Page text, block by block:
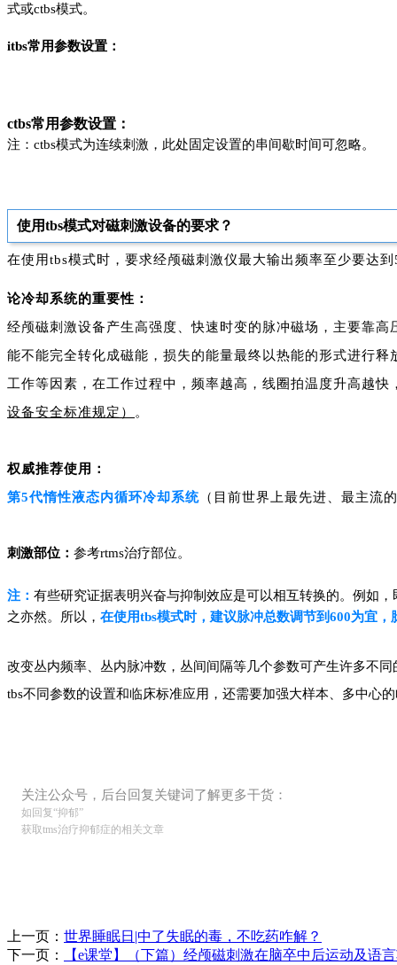
式或ctbs模式。
itbs常用参数设置：
ctbs常用参数设置：
注：ctbs模式为连续刺激，此处固定设置的串间歇时间可忽略。
使用tbs模式对磁刺激设备的要求？
在使用tbs模式时，要求经颅磁刺激仪最大输出频率至少要达
论冷却系统的重要性：
经颅磁刺激设备产生高强度、快速时变的脉冲磁场，主要靠
能不能完全转化成磁能，损失的能量最终以热能的形式进行
工作等因素，在工作过程中，频率越高，线圈拍温度升高越
设备安全标准规定）
。
权威推荐使用：
第5代惰性液态内循环冷却系统 （目前世界上最先进、最主流
刺激部位： 参考rtms治疗部位。
注： 有些研究证据表明兴奋与抑制效应是可以相互转换的。例如
之亦然。所以， 在使用tbs模式时，建议脉冲总数调节到600为宜
改变丛内频率、丛内脉冲数，丛间间隔等几个参数可产生许多不
tbs不同参数的设置和临床标准应用，还需要加强大样本、多中心
关注公众号，后台回复关键词了解更多干货：
如回复“抑郁”
获取tms治疗抑郁症的相关文章
上一页： 世界睡眠日|中了失眠的毒，不吃药咋解？
下一页：
【e课堂】（下篇）经颅磁刺激在脑卒中后运动及语